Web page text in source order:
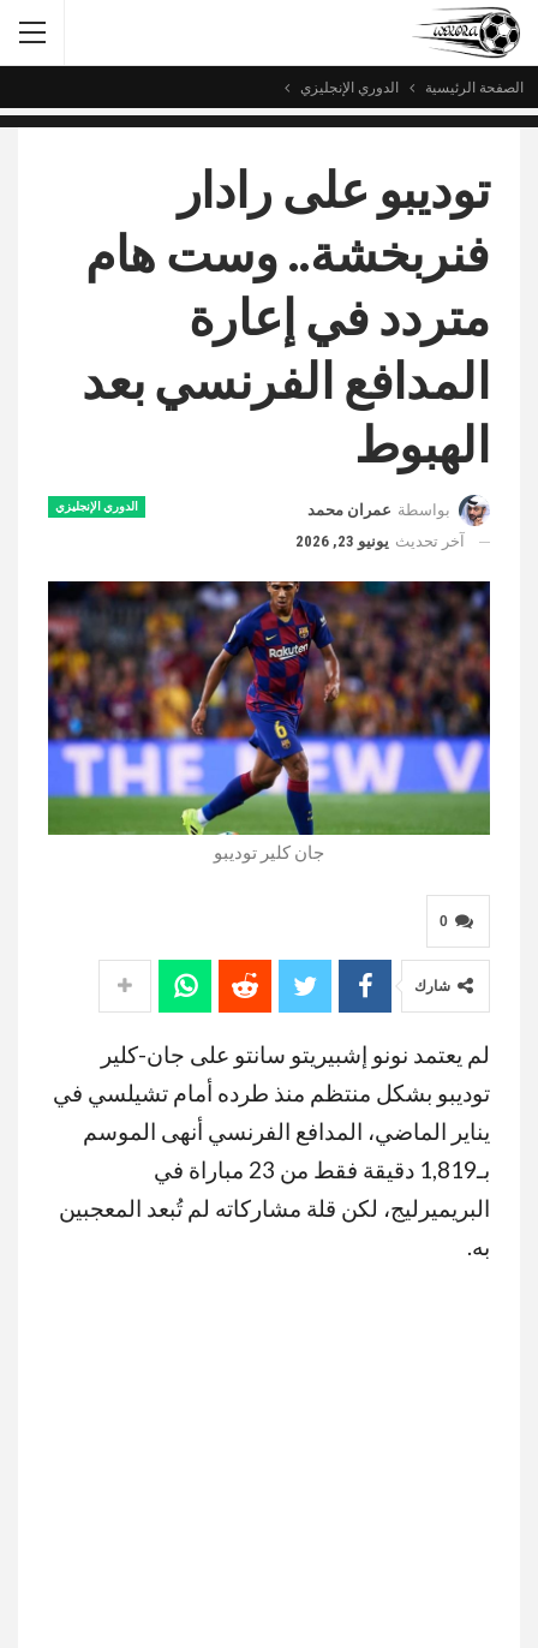
الصفحة الرئيسية الدوري الإنجليزي
توديبو على رادار
فنربخشة.. وست هام
متردد في إعارة
المدافع الفرنسي بعد
الهبوط
الدوري الإنجليزي بواسطة عمران محمد
آخر تحديث يونيو 23, 2026
جان كلير توديبو
0
شارك
لم يعتمد نونو إشبيريتو سانتو على جان-كلير
توديبو بشكل منتظم منذ طرده أمام تشيلسي في
يناير الماضي، المدافع الفرنسي أنهى الموسم
بـ1,819 دقيقة فقط من 23 مباراة في
البريميرليج، لكن قلة مشاركاته لم تُبعد المعجبين
به.